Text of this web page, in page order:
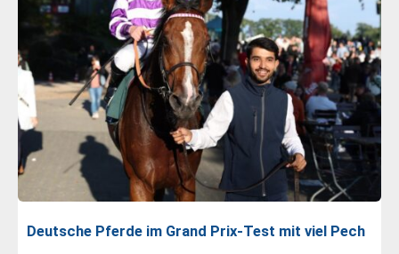
Deutsche Pferde im Grand Prix-Test mit viel Pech